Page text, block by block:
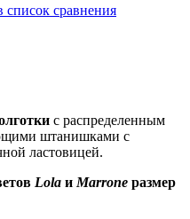
список сравнения
с распределенным
штанишками с
ластовицей.
Lola и Marrone размер